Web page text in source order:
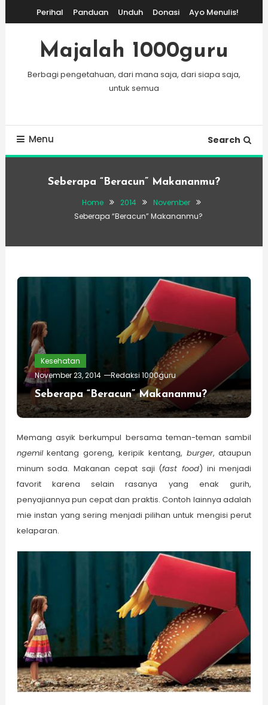
To
Content
Perihal Panduan Unduh Donasi Ayo Menulis!
Majalah 1000guru
Berbagi pengetahuan, dari mana saja, dari siapa saja,
untuk semua
Menu Search
Seberapa “Beracun” Makananmu?
Home 2014
November
Seberapa “Beracun” Makananmu?
Kesehatan
November 23, 2014
Redaksi 1000guru
Seberapa “Beracun” Makananmu?
Memang asyik berkumpul bersama teman-teman sambil
ngemilkentang goreng, keripik kentang, burger, ataupun
minum soda. Makanan cepat saji (fast food) ini menjadi
favorit karena selain rasanya yang enak gurih,
penyajiannya pun cepat dan praktis. Contoh lainnya adalah
mie instan yang sering menjadi pilihan untuk mengisi perut
kelaparan.